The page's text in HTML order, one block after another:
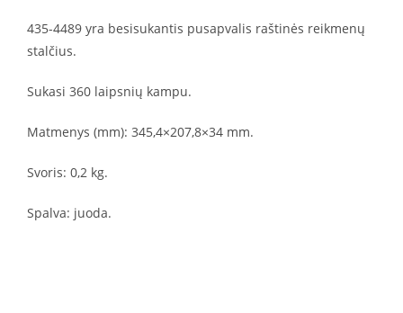
435-4489 yra besisukantis pusapvalis raštinės reikmenų
stalčius.
Sukasi 360 laipsnių kampu.
Matmenys (mm): 345,4×207,8×34 mm.
Svoris: 0,2 kg.
Spalva: juoda.